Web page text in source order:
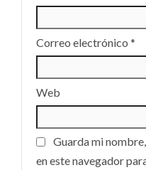
Correo electrónico *
Web
Guarda mi
en este navegador